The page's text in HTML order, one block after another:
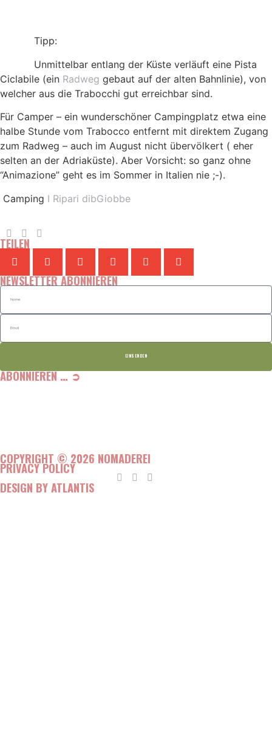
Tipp:
Unmittelbar entlang der Küste verläuft eine Pista
Ciclabile (ein Radweg gebaut auf der alten Bahnlinie), von
welcher aus die Trabocchi gut erreichbar sind.
Für Camper – ein wunderschöner Campingplatz etwa eine
halbe Stunde vom Trabocco entfernt mit direktem Zugang
zum Radweg – auch im August nicht übervölkert ( eher
selten an der Adriaküste). Aber Vorsicht: so ganz ohne
“Animazione” geht es im Sommer in Italien nie ;-).
Camping I Ripari dibGiobbe
TEILEN
NEWSLETTER ABONNIEREN
EINSENDEN
ABONNIEREN … ➲
COPYRIGHT © 2026 NOMADEREI
PRIVACY POLICY
DESIGN BY ATLANTIS